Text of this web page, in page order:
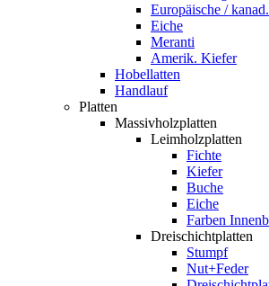
Europäische /
Eiche
Meranti
Amerik. Kiefer
Hobellatten
Handlauf
Platten
Massivholzplatten
Leimholzplatten
Fichte
Kiefer
Buche
Eiche
Farben
Dreischichtplatten
Stumpf
Nut+Feder